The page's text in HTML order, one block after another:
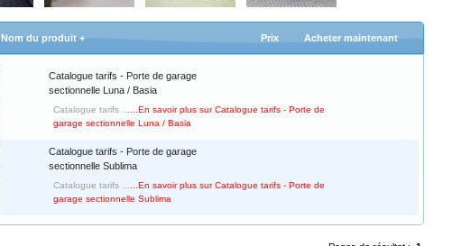
Nom du produit + Prix Acheter maintenant
Catalogue tarifs - Porte de garage
sectionnelle Luna / Basia
Catalogue tarifs ...
...En savoir plus sur Catalogue tarifs - Porte de
garage sectionnelle Luna / Basia
Catalogue tarifs - Porte de garage
sectionnelle Sublima
Catalogue tarifs ...
...En savoir plus sur Catalogue tarifs - Porte de
garage sectionnelle Sublima